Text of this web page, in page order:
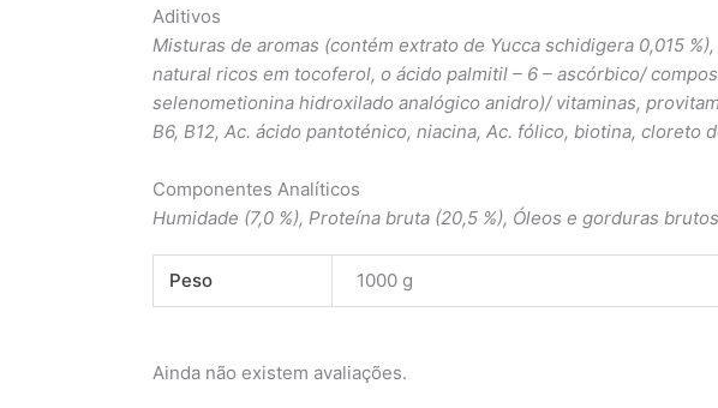
Aditivos
Misturas de aromas (contém extrato de Yucca schidigera 0,015
natural ricos em tocoferol, o ácido palmitil – 6 – ascórbico/
selenometionina hidroxilado analógico anidro)/ vitaminas,
B6, B12, Ac. ácido pantoténico, niacina, Ac. fólico, biotina, cloreto
Componentes Analíticos
Humidade (7,0 %), Proteína bruta (20,5 %), Óleos e gorduras
Peso 1000 g
Ainda não existem avaliações.